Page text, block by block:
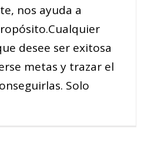
nos ayuda a
desee ser exitosa
metas y trazar el
Solo